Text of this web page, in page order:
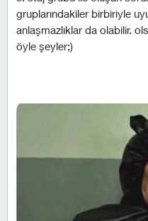
gruplarındakiler birbiriyle
anlaşmazlıklar da olabilir.
öyle şeyler;)